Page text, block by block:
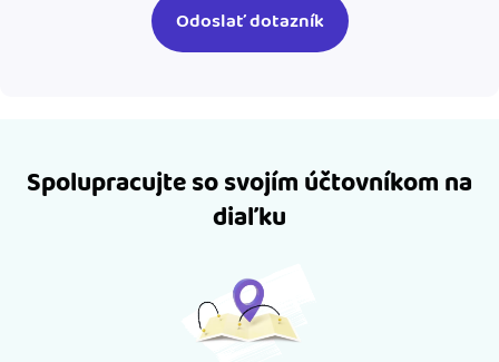
Spolupracujte so svojím účtovníkom na
diaľku